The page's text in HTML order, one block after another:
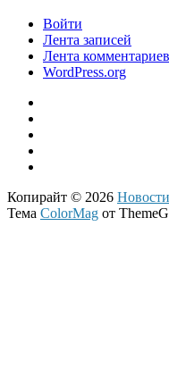
Войти
Лента записей
Лента комментариев
WordPress.org
Копирайт © 2026
Тема ColorMag от